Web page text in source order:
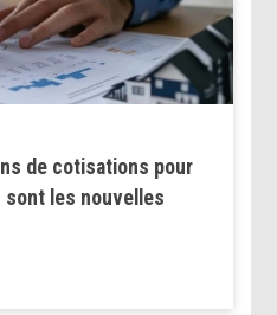
de cotisations pour
sont les nouvelles